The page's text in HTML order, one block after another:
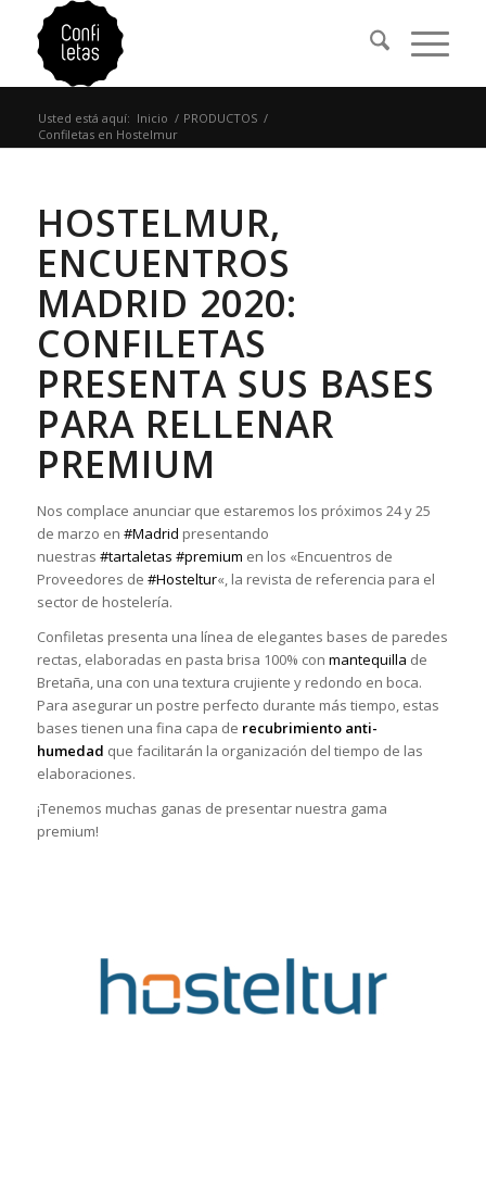
Usted está aquí: Inicio / PRODUCTOS /
Confiletas en Hostelmur
HOSTELMUR,
ENCUENTROS
MADRID 2020:
CONFILETAS
PRESENTA SUS BASES
PARA RELLENAR
PREMIUM
Nos complace anunciar que estaremos los próximos 24 y 25
de marzo en #Madrid presentando
nuestras #tartaletas #premium en los «Encuentros de
Proveedores de #Hosteltur«, la revista de referencia para el
sector de hostelería.
Confiletas presenta una línea de elegantes bases de paredes
rectas, elaboradas en pasta brisa 100% con mantequilla de
Bretaña, una con una textura crujiente y redondo en boca.
Para asegurar un postre perfecto durante más tiempo, estas
bases tienen una fina capa de recubrimiento anti-
humedad que facilitarán la organización del tiempo de las
elaboraciones.
¡Tenemos muchas ganas de presentar nuestra gama
premium!